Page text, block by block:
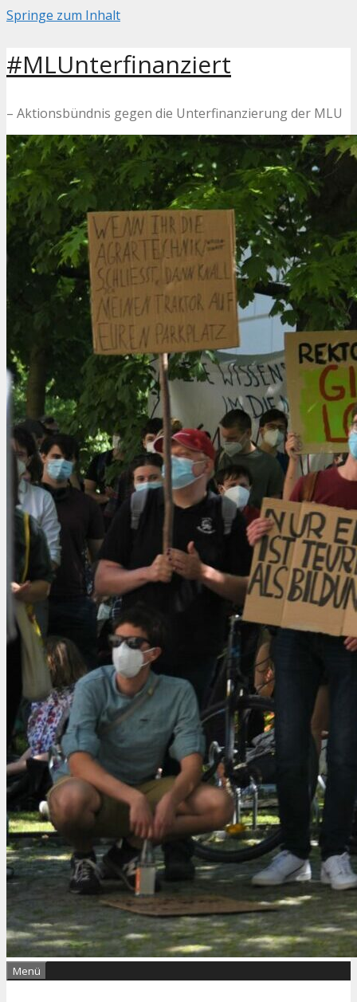
Springe zum Inhalt
#MLUnterfinanziert
– Aktionsbündnis gegen die Unterfinanzierung der MLU
Menü